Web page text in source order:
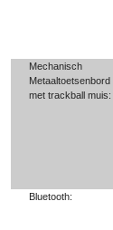
Mechanisch
Metaaltoetsenbord
met trackball muis:
Bluetooth: